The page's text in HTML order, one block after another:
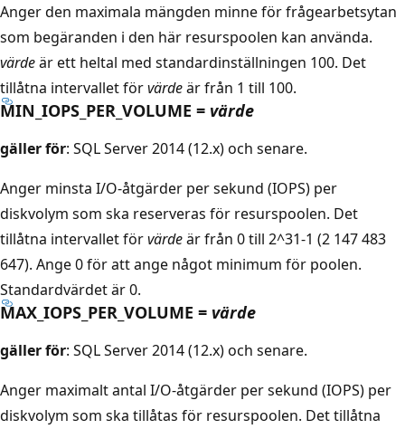
Anger den maximala mängden minne för frågearbetsytan
som begäranden i den här resurspoolen kan använda.
värdeär ett heltal med standardinställningen 100. Det
tillåtna intervallet förvärdeär från 1 till 100.
MIN_IOPS_PER_VOLUME = värde
gäller för: SQL Server 2014 (12.x) och senare.
Anger minsta I/O-åtgärder per sekund (IOPS) per
diskvolym som ska reserveras för resurspoolen. Det
tillåtna intervallet förvärdeär från 0 till 2^31-1 (2 147 483
647). Ange 0 för att ange något minimum för poolen.
Standardvärdet är 0.
MAX_IOPS_PER_VOLUME = värde
gäller för: SQL Server 2014 (12.x) och senare.
Anger maximalt antal I/O-åtgärder per sekund (IOPS) per
diskvolym som ska tillåtas för resurspoolen. Det tillåtna